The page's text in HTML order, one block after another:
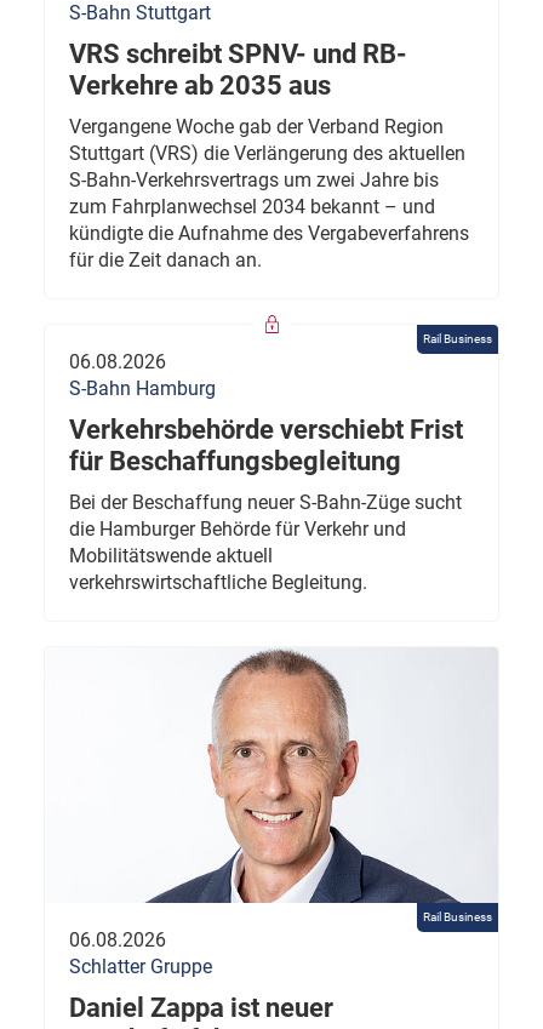
S-Bahn Stuttgart
VRS schreibt SPNV- und RB-
Verkehre ab 2035 aus
Vergangene Woche gab der Verband Region
Stuttgart (VRS) die Verlängerung des aktuellen
S-Bahn-Verkehrsvertrags um zwei Jahre bis
zum Fahrplanwechsel 2034 bekannt – und
kündigte die Aufnahme des Vergabeverfahrens
für die Zeit danach an.
Rail Business
06.08.2026
S-Bahn Hamburg
Verkehrsbehörde verschiebt Frist
für Beschaffungsbegleitung
Bei der Beschaffung neuer S-Bahn-Züge sucht
die Hamburger Behörde für Verkehr und
Mobilitätswende aktuell
verkehrswirtschaftliche Begleitung.
Rail Business
06.08.2026
Schlatter Gruppe
Daniel Zappa ist neuer